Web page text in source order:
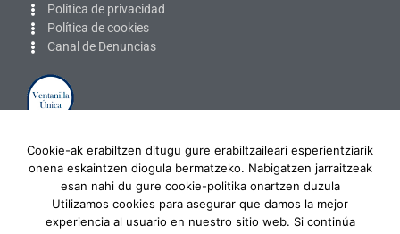
Política de privacidad
Política de cookies
Canal de Denuncias
Zona privada
Acceso colegiados
Desconectar
Cookie-ak erabiltzen ditugu gure erabiltzaileari esperientziarik
onena eskaintzen diogula bermatzeko. Nabigatzen jarraitzeak
esan nahi du gure cookie-politika onartzen duzula
Utilizamos cookies para asegurar que damos la mejor
experiencia al usuario en nuestro sitio web. Si continúa